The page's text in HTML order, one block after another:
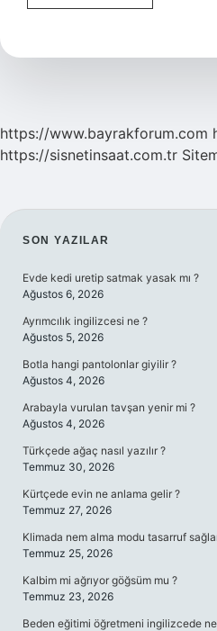
Duruşu
Yarar
https://www.bayrakforum.com
https://sisnetinsaat.com.tr
SIDEBAR
SON YAZILAR
Evde kedi uretip satmak yasak mı ?
Ağustos 6, 2026
Ayrımcılık ingilizcesi ne ?
Ağustos 5, 2026
Botla hangi pantolonlar giyilir ?
Ağustos 4, 2026
Arabayla vurulan tavşan yenir mi ?
Ağustos 4, 2026
Türkçede ağaç nasıl yazılır ?
Temmuz 30, 2026
Kürtçede evin ne anlama gelir ?
Temmuz 27, 2026
Klimada nem alma modu tasarruf
Temmuz 25, 2026
Kalbim mi ağrıyor göğsüm mu ?
Temmuz 23, 2026
Beden eğitimi öğretmeni ingilizcede